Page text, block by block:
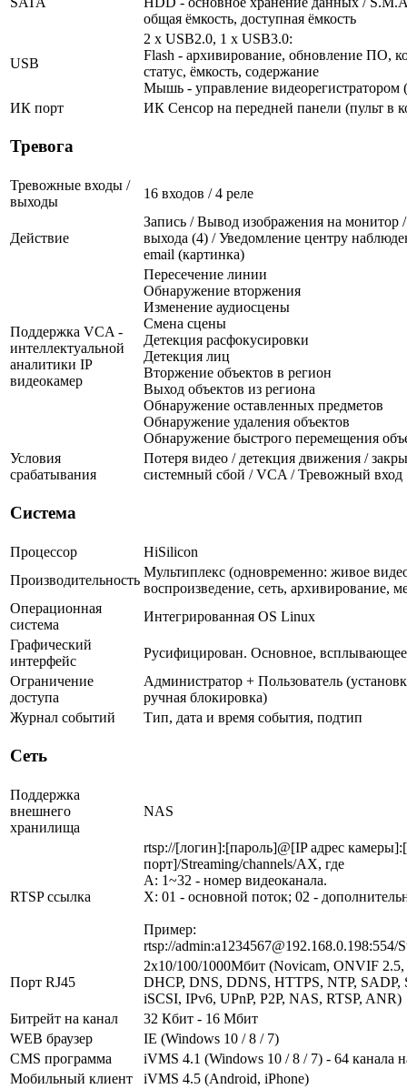
общая ёмкость, доступная ёмкость
USB
2 x USB2.0, 1 x USB3.0:
Flash - архивирование, обновление ПО,
статус, ёмкость, содержание
Мышь - управление видеорегистратором
ИК порт
ИК Сенсор на передней панели (пульт в
Тревога
Тревожные входы /
выходы
16 входов / 4 реле
Действие
Запись / Вывод изображения на монитор
выхода (4) / Уведомление центру
email (картинка)
Поддержка VCA -
интеллектуальной
аналитики IP
видеокамер
Пересечение линии
Обнаружение вторжения
Изменение аудиосцены
Смена сцены
Детекция расфокусировки
Детекция лиц
Вторжение объектов в регион
Выход объектов из региона
Обнаружение оставленных предметов
Обнаружение удаления объектов
Обнаружение быстрого перемещения
Условия
срабатывания
Потеря видео / детекция движения /
системный сбой / VCA / Тревожный вход
Система
Процессор
HiSilicon
Производительность
Мультиплекс (одновременно: живое
воспроизведение, сеть, архивирование,
Операционная
система
Интегрированная OS Linux
Графический
интерфейс
Русифицирован. Основное,
Ограничение
доступа
Администратор + Пользователь
ручная блокировка)
Журнал событий
Тип, дата и время события, подтип
Сеть
Поддержка
внешнего
хранилища
NAS
RTSP ссылка
rtsp://[логин]:[пароль]@[IP адрес
порт]/Streaming/channels/AX, где
A: 1~32 - номер видеоканала.
X: 01 - основной поток; 02 -
Пример:
rtsp://admin:a1234567@192.168.0.198:554/
Порт RJ45
2х10/100/1000Мбит (Novicam, ONVIF 2.5,
DHCP, DNS, DDNS, HTTPS, NTP, SADP,
iSCSI, IPv6, UPnP, P2P, NAS, RTSP, ANR)
Битрейт на канал
32 Кбит - 16 Мбит
WEB браузер
IE (Windows 10 / 8 / 7)
CMS программа
iVMS 4.1 (Windows 10 / 8 / 7) - 64 канала
Мобильный клиент
iVMS 4.5 (Android, iPhone)